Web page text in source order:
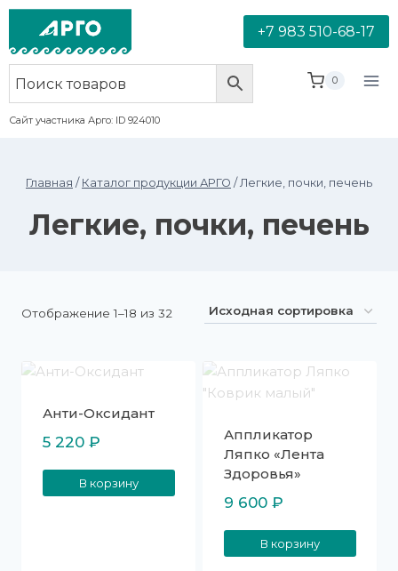
+7 983 510-68-17
Сайт участника Арго: ID 924010
0
Главная / Каталог продукции АРГО / Легкие, почки, печень
Легкие, почки, печень
Отображение 1–18 из 32
Анти-Оксидант
5 220 ₽
В корзину
Аппликатор
Ляпко «Лента
Здоровья»
9 600 ₽
В корзину